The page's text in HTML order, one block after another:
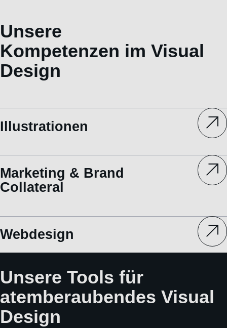
Unsere
Kompetenzen im Visual
Design
Illustrationen
Marketing & Brand
Collateral
Webdesign
Unsere Tools für
atemberaubendes Visual
Design